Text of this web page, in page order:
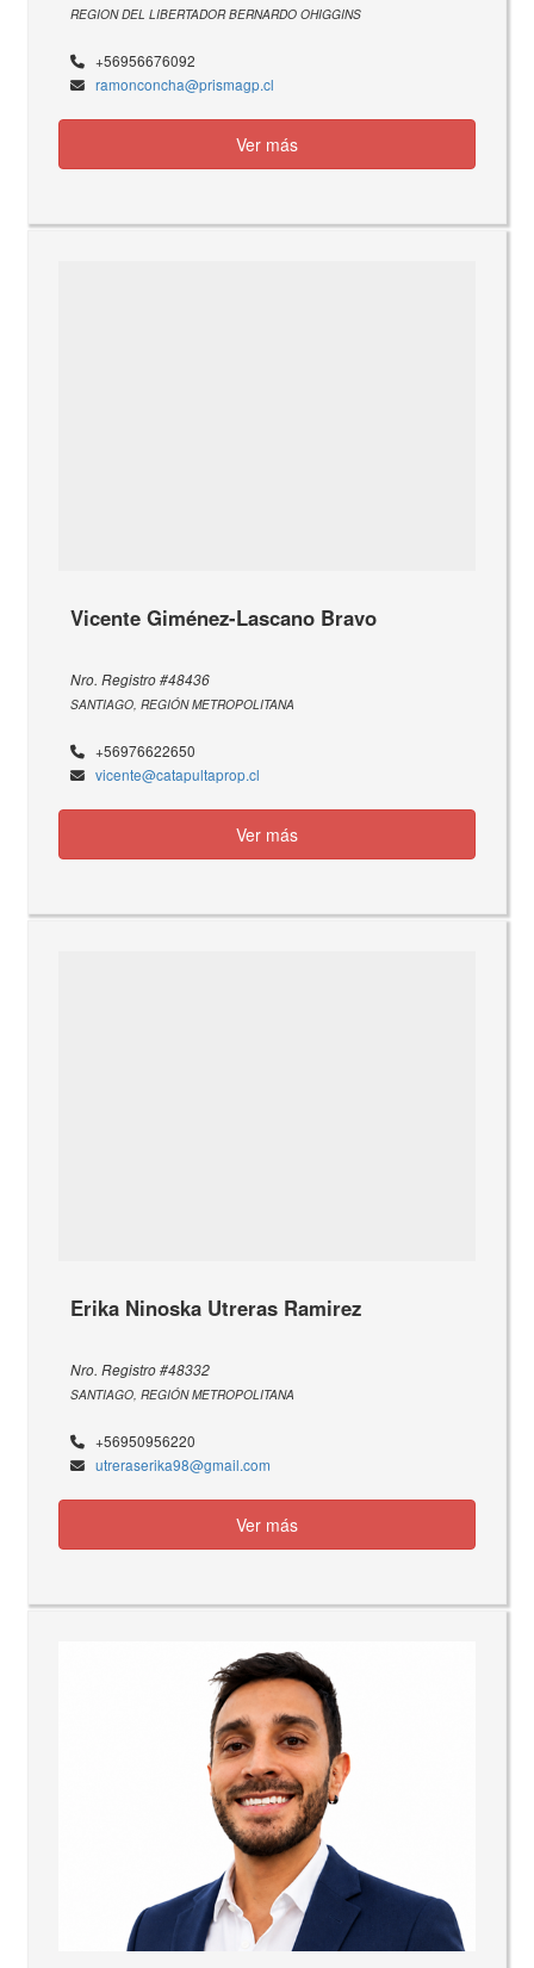
REGION DEL LIBERTADOR BERNARDO OHIGGINS
+56956676092
ramonconcha@prismagp.cl
Ver más
Vicente Giménez-Lascano Bravo
Nro. Registro #48436
SANTIAGO, REGIÓN METROPOLITANA
+56976622650
vicente@catapultaprop.cl
Ver más
Erika Ninoska Utreras Ramirez
Nro. Registro #48332
SANTIAGO, REGIÓN METROPOLITANA
+56950956220
utreraserika98@gmail.com
Ver más